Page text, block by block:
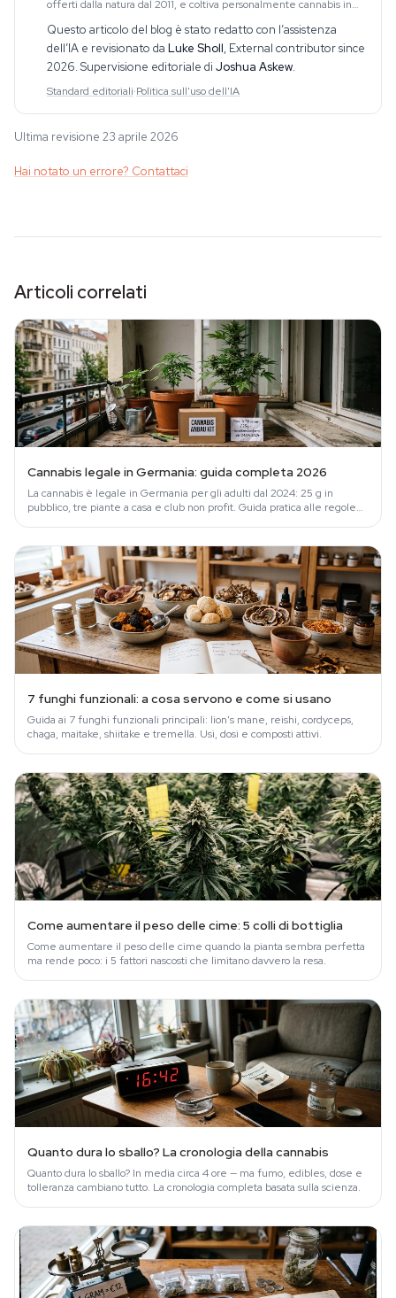
offerti dalla natura dal 2011, e coltiva personalmente cannabis in
diretta di coltivazione
Questo articolo del blog è stato redatto con l’assistenza
dell’IA e revisionato da Luke Sholl, External contributor since
2026. Supervisione editoriale di Joshua Askew.
Standard editoriali·Politica sull'uso dell'IA
Ultima revisione 23 aprile 2026
Hai notato un errore? Contattaci
Articoli correlati
Cannabis legale in Germania: guida completa 2026
La cannabis è legale in Germania per gli adulti dal 2024: 25 g in
pubblico, tre piante a casa e club non profit. Guida pratica alle regole
7 funghi funzionali: a cosa servono e come si usano
Guida ai 7 funghi funzionali principali: lion's mane, reishi, cordyceps,
chaga, maitake, shiitake e tremella. Usi, dosi e composti attivi.
Come aumentare il peso delle cime: 5 colli di bottiglia
Come aumentare il peso delle cime quando la pianta sembra perfetta
ma rende poco: i 5 fattori nascosti che limitano davvero la resa.
Quanto dura lo sballo? La cronologia della cannabis
Quanto dura lo sballo? In media circa 4 ore — ma fumo, edibles, dose e
tolleranza cambiano tutto. La cronologia completa basata sulla scienza.